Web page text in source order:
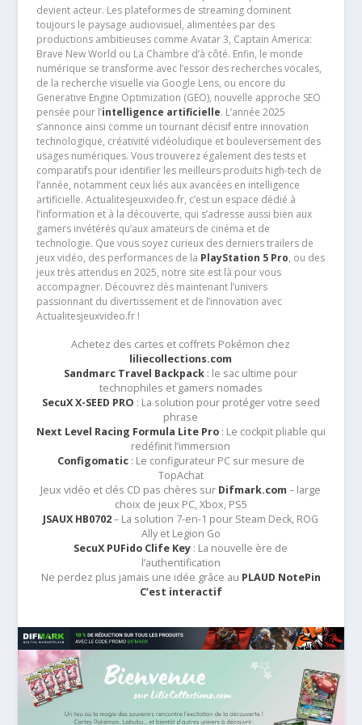
devient acteur. Les plateformes de streaming dominent
toujours le paysage audiovisuel, alimentées par des
productions ambitieuses comme Avatar 3, Captain America:
Brave New World ou La Chambre d’à côté. Enfin, le monde
numérique se transforme avec l’essor des recherches vocales,
de la recherche visuelle via Google Lens, ou encore du
Generative Engine Optimization (GEO), nouvelle approche SEO
pensée pour l’intelligence artificielle. L’année 2025
s’annonce ainsi comme un tournant décisif entre innovation
technologique, créativité vidéoludique et bouleversement des
usages numériques. Vous trouverez également des tests et
comparatifs pour identifier les meilleurs produits high-tech de
l’année, notamment ceux liés aux avancées en intelligence
artificielle. Actualitesjeuxvideo.fr, c’est un espace dédié à
l’information et à la découverte, qui s’adresse aussi bien aux
gamers invétérés qu’aux amateurs de cinéma et de
technologie. Que vous soyez curieux des derniers trailers de
jeux vidéo, des performances de la PlayStation 5 Pro, ou des
jeux très attendus en 2025, notre site est là pour vous
accompagner. Découvrez dès maintenant l’univers
passionnant du divertissement et de l’innovation avec
Actualitesjeuxvideo.fr !
Achetez des cartes et coffrets Pokémon chez
liliecollections.com
Sandmarc Travel Backpack : le sac ultime pour
technophiles et gamers nomades
SecuX X-SEED PRO : La solution pour protéger votre seed
phrase
Next Level Racing Formula Lite Pro: Le cockpit pliable qui
redéfinit l’immersion
Configomatic: Le configurateur PC sur mesure de
TopAchat
Jeux vidéo et clés CD pas chères sur Difmark.com – large
choix de jeux PC, Xbox, PS5
JSAUX HB0702– La solution 7-en-1 pour Steam Deck, ROG
Ally et Legion Go
SecuX PUFido Clife Key : La nouvelle ère de
l’authentification
Ne perdez plus jamais une idée grâce au PLAUD NotePin
C’est interactif